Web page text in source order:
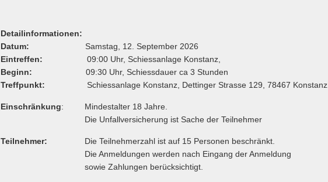
Detailinformationen:
Datum:
Samstag, 12. September 2026
Eintreffen:
09:00 Uhr, Schiessanlage Konstanz,
Beginn: 09:30 Uhr, Schiessdauer ca 3 Stunden
Treffpunkt:
Schiessanlage Konstanz, Dettinger Strasse 129, 78467 Konstanz.
Einschränkung: Mindestalter 18 Jahre.
Die Unfallversicherung ist Sache der Teilnehmer
Teilnehmer:
Die Teilnehmerzahl ist auf 15 Personen beschränkt.
Die Anmeldungen werden nach Eingang der Anmeldung
sowie Zahlungen berücksichtigt.